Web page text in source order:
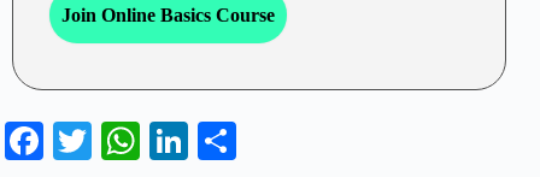
Join Online Basics Course
Fa T
W
Li